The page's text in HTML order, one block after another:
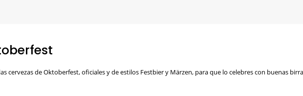
cervezas de Oktoberfest, oficiales y de estilos Festbier y Märzen, para que lo celebres con buenas